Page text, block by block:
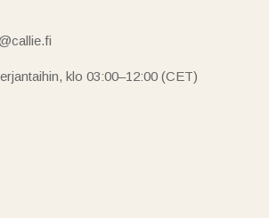
klo 03:00–12:00 (CET)